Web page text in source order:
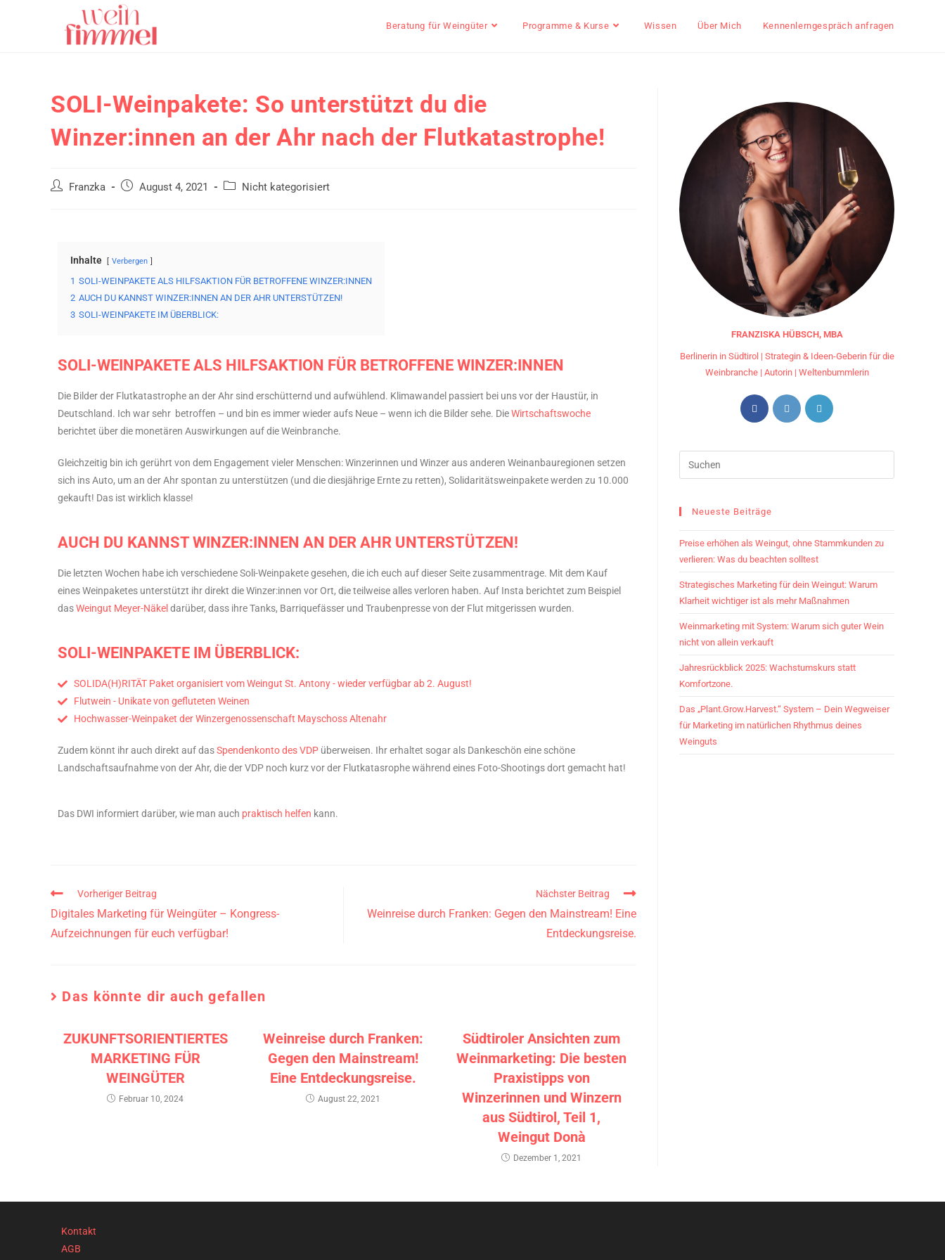
Beratung für Weingüter Programme & Kurse Wissen Über Mich Kennenlerngespräch anfragen
SOLI-Weinpakete: So unterstützt du die
Winzer:innen an der Ahr nach der Flutkatastrophe!
Franzka August 4, 2021 Nicht kategorisiert
Inhalte Verbergen
1 SOLI-WEINPAKETE ALS HILFSAKTION FÜR BETROFFENE WINZER:INNEN
2 AUCH DU KANNST WINZER:INNEN AN DER AHR UNTERSTÜTZEN!
3 SOLI-WEINPAKETE IM ÜBERBLICK:
SOLI-WEINPAKETE ALS HILFSAKTION FÜR BETROFFENE WINZER:INNEN
Die Bilder der Flutkatastrophe an der Ahr sind erschütternd und aufwühlend. Klimawandel passiert bei uns vor der Haustür, in
Deutschland. Ich war sehr betroffen – und bin es immer wieder aufs Neue – wenn ich die Bilder sehe. DieWirtschaftswoche
berichtet über die monetären Auswirkungen auf die Weinbranche.
Gleichzeitig bin ich gerührt von dem Engagement vieler Menschen: Winzerinnen und Winzer aus anderen Weinanbauregionen setzen
sich ins Auto, um an der Ahr spontan zu unterstützen (und die diesjährige Ernte zu retten), Solidaritätsweinpakete werden zu 10.000
gekauft! Das ist wirklich klasse!
AUCH DU KANNST WINZER:INNEN AN DER AHR UNTERSTÜTZEN!
Die letzten Wochen habe ich verschiedene Soli-Weinpakete gesehen, die ich euch auf dieser Seite zusammentrage. Mit dem Kauf
eines Weinpaketes unterstützt ihr direkt die Winzer:innen vor Ort, die teilweise alles verloren haben. Auf Insta berichtet zum Beispiel
dasWeingut Meyer-Näkel darüber, dass ihre Tanks, Barriquefässer und Traubenpresse von der Flut mitgerissen wurden.
SOLI-WEINPAKETE IM ÜBERBLICK:
SOLIDA(H)RITÄT Paket organisiert vom Weingut St. Antony - wieder verfügbar ab 2. August!
Flutwein - Unikate von gefluteten Weinen
Hochwasser-Weinpaket der Winzergenossenschaft Mayschoss Altenahr
Zudem könnt ihr auch direkt auf dasSpendenkonto des VDP überweisen. Ihr erhaltet sogar als Dankeschön eine schöne
Landschaftsaufnahme von der Ahr, die der VDP noch kurz vor der Flutkatasrophe während eines Foto-Shootings dort gemacht hat!
Das DWI informiert darüber, wie man auch praktisch helfen kann.
Vorheriger Beitrag
Digitales Marketing für Weingüter – Kongress-
Aufzeichnungen für euch verfügbar!
Nächster Beitrag
Weinreise durch Franken: Gegen den Mainstream! Eine
Entdeckungsreise.
Das könnte dir auch gefallen
ZUKUNFTSORIENTIERTES
MARKETING FÜR
WEINGÜTER
Februar 10, 2024
Weinreise durch Franken:
Gegen den Mainstream!
Eine Entdeckungsreise.
August 22, 2021
Südtiroler Ansichten zum
Weinmarketing: Die besten
Praxistipps von
Winzerinnen und Winzern
aus Südtirol, Teil 1,
Weingut Donà
Dezember 1, 2021
FRANZISKA HÜBSCH, MBA
Berlinerin in Südtirol | Strategin & Ideen-Geberin für die
Weinbranche | Autorin | Weltenbummlerin
Neueste Beiträge
Preise erhöhen als Weingut, ohne Stammkunden zu
verlieren: Was du beachten solltest
Strategisches Marketing für dein Weingut: Warum
Klarheit wichtiger ist als mehr Maßnahmen
Weinmarketing mit System: Warum sich guter Wein
nicht von allein verkauft
Jahresrückblick 2025: Wachstumskurs statt
Komfortzone.
Das „Plant.Grow.Harvest.“ System – Dein Wegweiser
für Marketing im natürlichen Rhythmus deines
Weinguts
Kontakt
AGB